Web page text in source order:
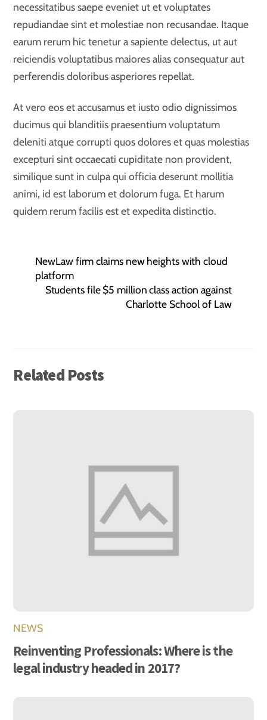
necessitatibus saepe eveniet ut et voluptates
repudiandae sint et molestiae non recusandae. Itaque
earum rerum hic tenetur a sapiente delectus, ut aut
reiciendis voluptatibus maiores alias consequatur aut
perferendis doloribus asperiores repellat.
At vero eos et accusamus et iusto odio dignissimos
ducimus qui blanditiis praesentium voluptatum
deleniti atque corrupti quos dolores et quas molestias
excepturi sint occaecati cupiditate non provident,
similique sunt in culpa qui officia deserunt mollitia
animi, id est laborum et dolorum fuga. Et harum
quidem rerum facilis est et expedita distinctio.
NewLaw firm claims new heights with cloud
platform
Students file $5 million class action against
Charlotte School of Law
Related Posts
NEWS
Reinventing Professionals: Where is the
legal industry headed in 2017?